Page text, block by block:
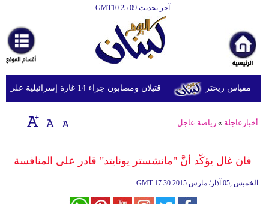
آخر تحديث GMT10:25:09
أخبارعاجلة
رياضة
ثقافة
إقتصاد
وموسيقى
قتيلان ومصابون جراء 14 غارة إسرائيلية على شرق وجنوب لبنان
أخبارعاجلة »رياضة عاجل
فان غال يؤكّد أنَّ "مانشستر يونايتد" قادر على المنافسة
GMT 17:30 2015 الخميس ,05 آذار/ مارس